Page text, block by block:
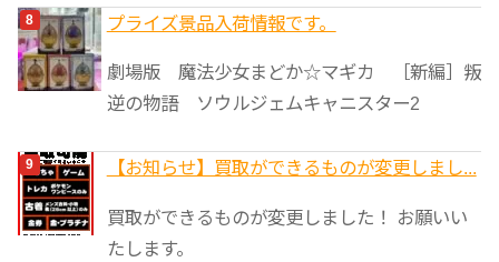
プライズ景品入荷情報です。
劇場版 魔法少女まどか☆マギカ ［新編］叛
逆の物語 ソウルジェムキャニスター2
【お知らせ】買取ができるものが変更しまし...
買取ができるものが変更しました！ お願いい
たします。